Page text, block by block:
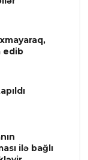
edib
ilə bağlı